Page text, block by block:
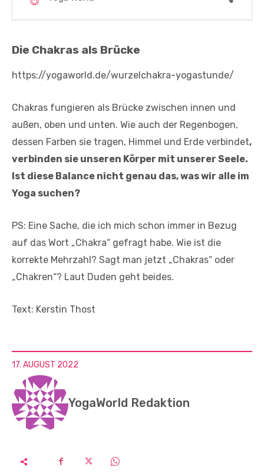
Die Chakras als Brücke
https://yogaworld.de/wurzelchakra-yogastunde/
Chakras fungieren als Brücke zwischen innen und
außen, oben und unten. Wie auch der Regenbogen,
dessen Farben sie tragen, Himmel und Erde verbindet,
verbinden sie unseren Körper mit unserer Seele.
Ist diese Balance nicht genau das, was wir alle im
Yoga suchen?
PS: Eine Sache, die ich mich schon immer in Bezug
auf das Wort „Chakra“ gefragt habe. Wie ist die
korrekte Mehrzahl? Sagt man jetzt „Chakras“ oder
„Chakren“? Laut Duden geht beides.
Text: Kerstin Thost
17. AUGUST 2022
YogaWorld Redaktion